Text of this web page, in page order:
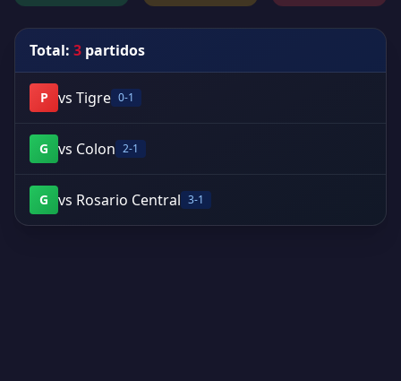
Total: 3 partidos
P vs Tigre 0-1
G vs Colon 2-1
G vs Rosario Central 3-1